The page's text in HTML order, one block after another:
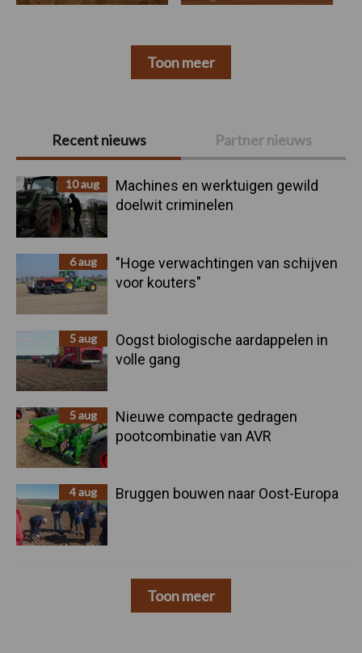
Primaire
Sidebar
Recent nieuws Partner nieuws
10 aug
Machines en werktuigen gewild
doelwit criminelen
6 aug
"Hoge verwachtingen van schijven
voor kouters"
5 aug
Oogst biologische aardappelen in
volle gang
5 aug
Nieuwe compacte gedragen
pootcombinatie van AVR
4 aug Bruggen bouwen naar Oost-Europa
Toon meer
Toon meer